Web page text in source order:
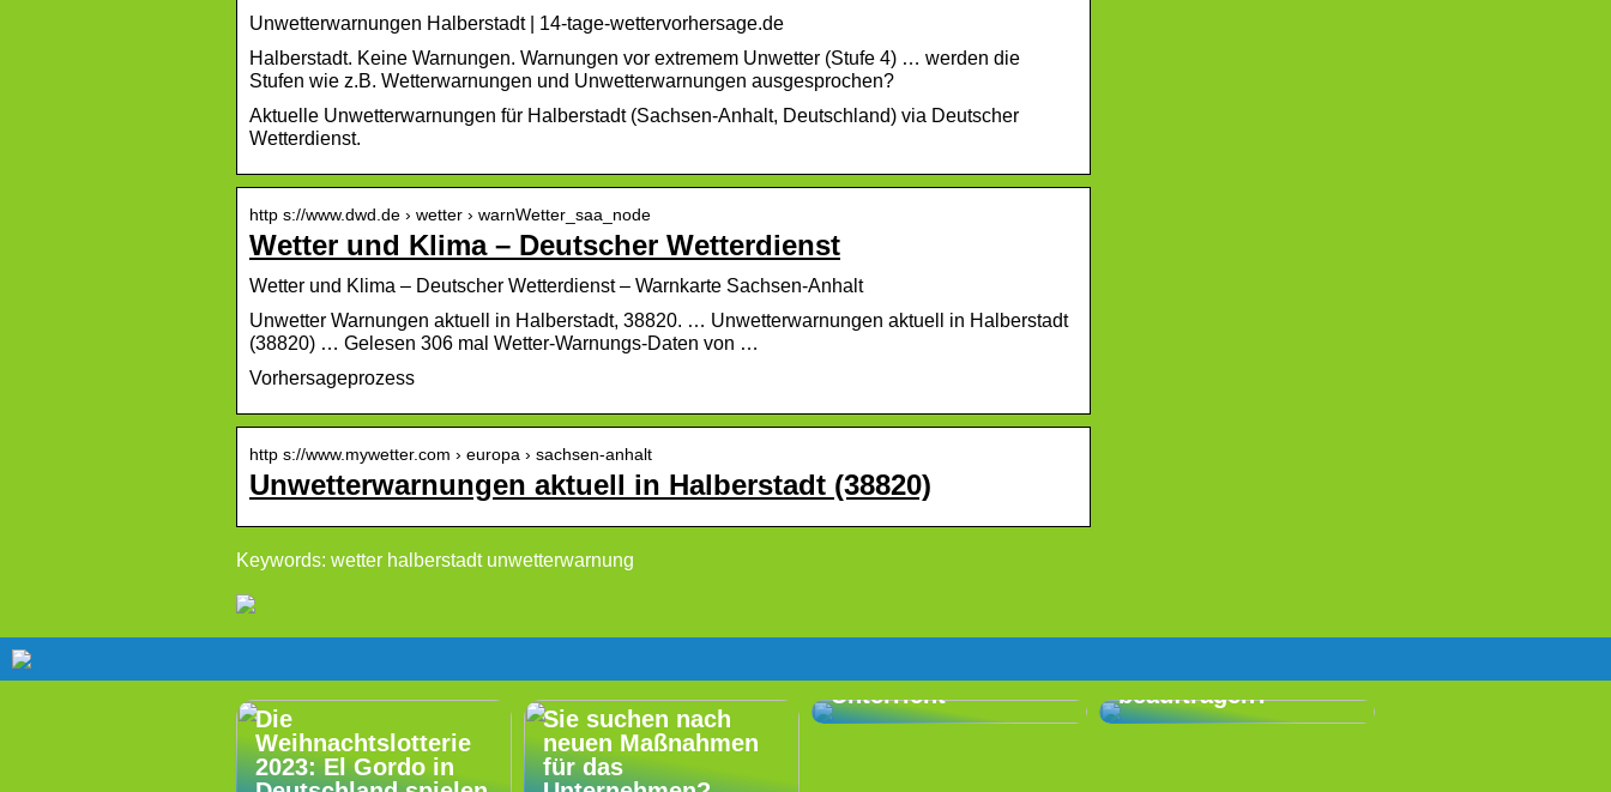
Unwetterwarnungen Halberstadt | 14-tage-wettervorhersage.de
Halberstadt. Keine Warnungen. Warnungen vor extremem Unwetter (Stufe 4) … werden die
Stufen wie z.B. Wetterwarnungen und Unwetterwarnungen ausgesprochen?
Aktuelle Unwetterwarnungen für Halberstadt (Sachsen-Anhalt, Deutschland) via Deutscher
Wetterdienst.
http s://www.dwd.de › wetter › warnWetter_saa_node
Wetter und Klima – Deutscher Wetterdienst
Wetter und Klima – Deutscher Wetterdienst – Warnkarte Sachsen-Anhalt
Unwetter Warnungen aktuell in Halberstadt, 38820. … Unwetterwarnungen aktuell in Halberstadt
(38820) … Gelesen 306 mal Wetter-Warnungs-Daten von …
Vorhersageprozess
http s://www.mywetter.com › europa › sachsen-anhalt
Unwetterwarnungen aktuell in Halberstadt (38820)
Keywords: wetter halberstadt unwetterwarnung
Die
Weihnachtslotterie
2023: El Gordo in
Sie suchen nach
neuen Maßnahmen
für das
Unterricht
beauftragen?